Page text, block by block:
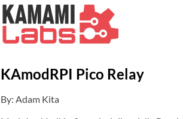
KAmodRPI Pico Relay
By: Adam Kita